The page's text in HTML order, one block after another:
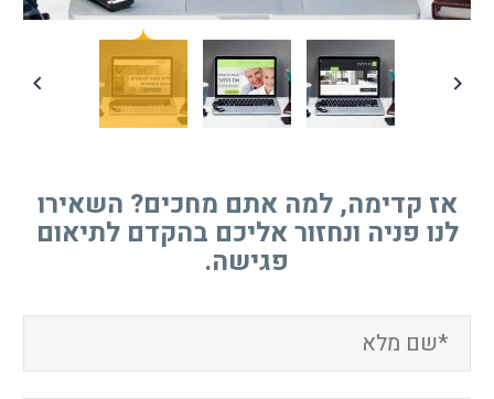
אז קדימה, למה אתם מחכים? השאירו
לנו פניה ונחזור אליכם בהקדם לתיאום
פגישה.